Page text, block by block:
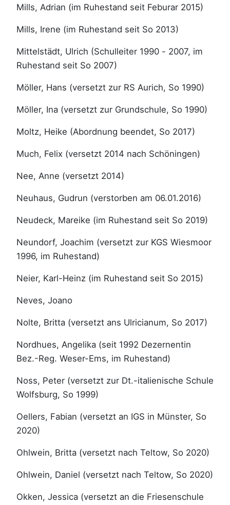
Mills, Adrian (im Ruhestand seit Feburar 2015)
Mills, Irene (im Ruhestand seit So 2013)
Mittelstädt, Ulrich (Schulleiter 1990 - 2007, im
Ruhestand seit So 2007)
Möller, Hans (versetzt zur RS Aurich, So 1990)
Möller, Ina (versetzt zur Grundschule, So 1990)
Moltz, Heike (Abordnung beendet, So 2017)
Much, Felix (versetzt 2014 nach Schöningen)
Nee, Anne (versetzt 2014)
Neuhaus, Gudrun (verstorben am 06.01.2016)
Neudeck, Mareike (im Ruhestand seit So 2019)
Neundorf, Joachim (versetzt zur KGS Wiesmoor
1996, im Ruhestand)
Neier, Karl-Heinz (im Ruhestand seit So 2015)
Neves, Joano
Nolte, Britta (versetzt ans Ulricianum, So 2017)
Nordhues, Angelika (seit 1992 Dezernentin
Bez.-Reg. Weser-Ems, im Ruhestand)
Noss, Peter (versetzt zur Dt.-italienische Schule
Wolfsburg, So 1999)
Oellers, Fabian (versetzt an IGS in Münster, So
2020)
Ohlwein, Britta (versetzt nach Teltow, So 2020)
Ohlwein, Daniel (versetzt nach Teltow, So 2020)
Okken, Jessica (versetzt an die Friesenschule